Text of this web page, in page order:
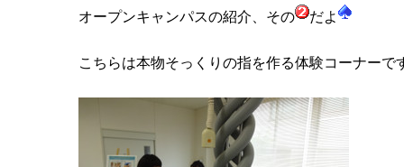
オープンキャンパスの紹介、その だよ
こちらは本物そっくりの指を作る体験コーナーで